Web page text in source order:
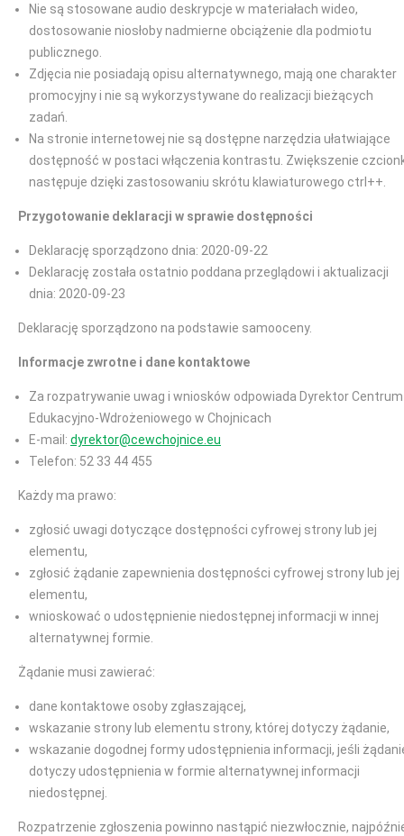
Nie są stosowane audio deskrypcje w materiałach wideo,
dostosowanie niosłoby nadmierne obciążenie dla podmiotu
publicznego.
Zdjęcia nie posiadają opisu alternatywnego, mają one charakter
promocyjny i nie są wykorzystywane do realizacji bieżących
zadań.
Na stronie internetowej nie są dostępne narzędzia ułatwiające
dostępność w postaci włączenia kontrastu. Zwiększenie
następuje dzięki zastosowaniu skrótu klawiaturowego ctrl++.
Przygotowanie deklaracji w sprawie dostępności
Deklarację sporządzono dnia: 2020-09-22
Deklarację została ostatnio poddana przeglądowi i aktualizacji
dnia: 2020-09-23
Deklarację sporządzono na podstawie samooceny.
Informacje zwrotne i dane kontaktowe
Za rozpatrywanie uwag i wniosków odpowiada Dyrektor Centrum
Edukacyjno-Wdrożeniowego w Chojnicach
E-mail: dyrektor@cewchojnice.eu
Telefon: 52 33 44 455
Każdy ma prawo:
zgłosić uwagi dotyczące dostępności cyfrowej strony lub jej
elementu,
zgłosić żądanie zapewnienia dostępności cyfrowej strony lub jej
elementu,
wnioskować o udostępnienie niedostępnej informacji w innej
alternatywnej formie.
Żądanie musi zawierać:
dane kontaktowe osoby zgłaszającej,
wskazanie strony lub elementu strony, której dotyczy żądanie,
wskazanie dogodnej formy udostępnienia informacji, jeśli
dotyczy udostępnienia w formie alternatywnej informacji
niedostępnej.
Rozpatrzenie zgłoszenia powinno nastąpić niezwłocznie,